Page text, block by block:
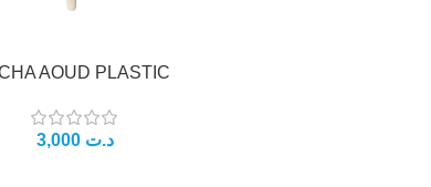
AOUD PLASTIC
د.ت